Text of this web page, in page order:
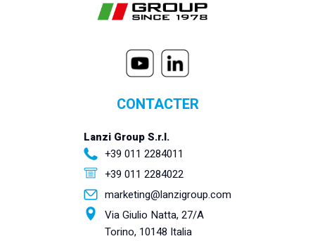
CONTACTER
Lanzi Group S.r.l.
+39 011 2284011
+39 011 2284022
marketing@lanzigroup.com
Via Giulio Natta, 27/A
Torino, 10148 Italia